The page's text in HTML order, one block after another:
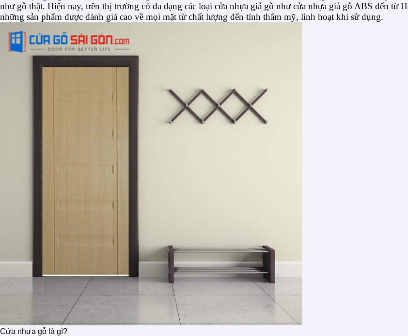
như gỗ thật. Hiện nay, trên thị trường có đa dạng các loại cửa nhựa giả gỗ như cửa nhựa giả gỗ ABS đến
những sản phẩm được đánh giá cao về mọi mặt từ chất lượng đến tính thẩm mỹ, linh hoạt khi sử dụng.
Cửa nhựa gỗ là gì?